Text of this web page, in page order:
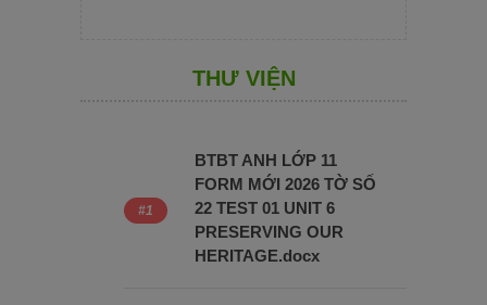
THƯ VIỆN
BTBT ANH LỚP 11
FORM MỚI 2026 TỜ SỐ
22 TEST 01 UNIT 6
PRESERVING OUR
HERITAGE.docx